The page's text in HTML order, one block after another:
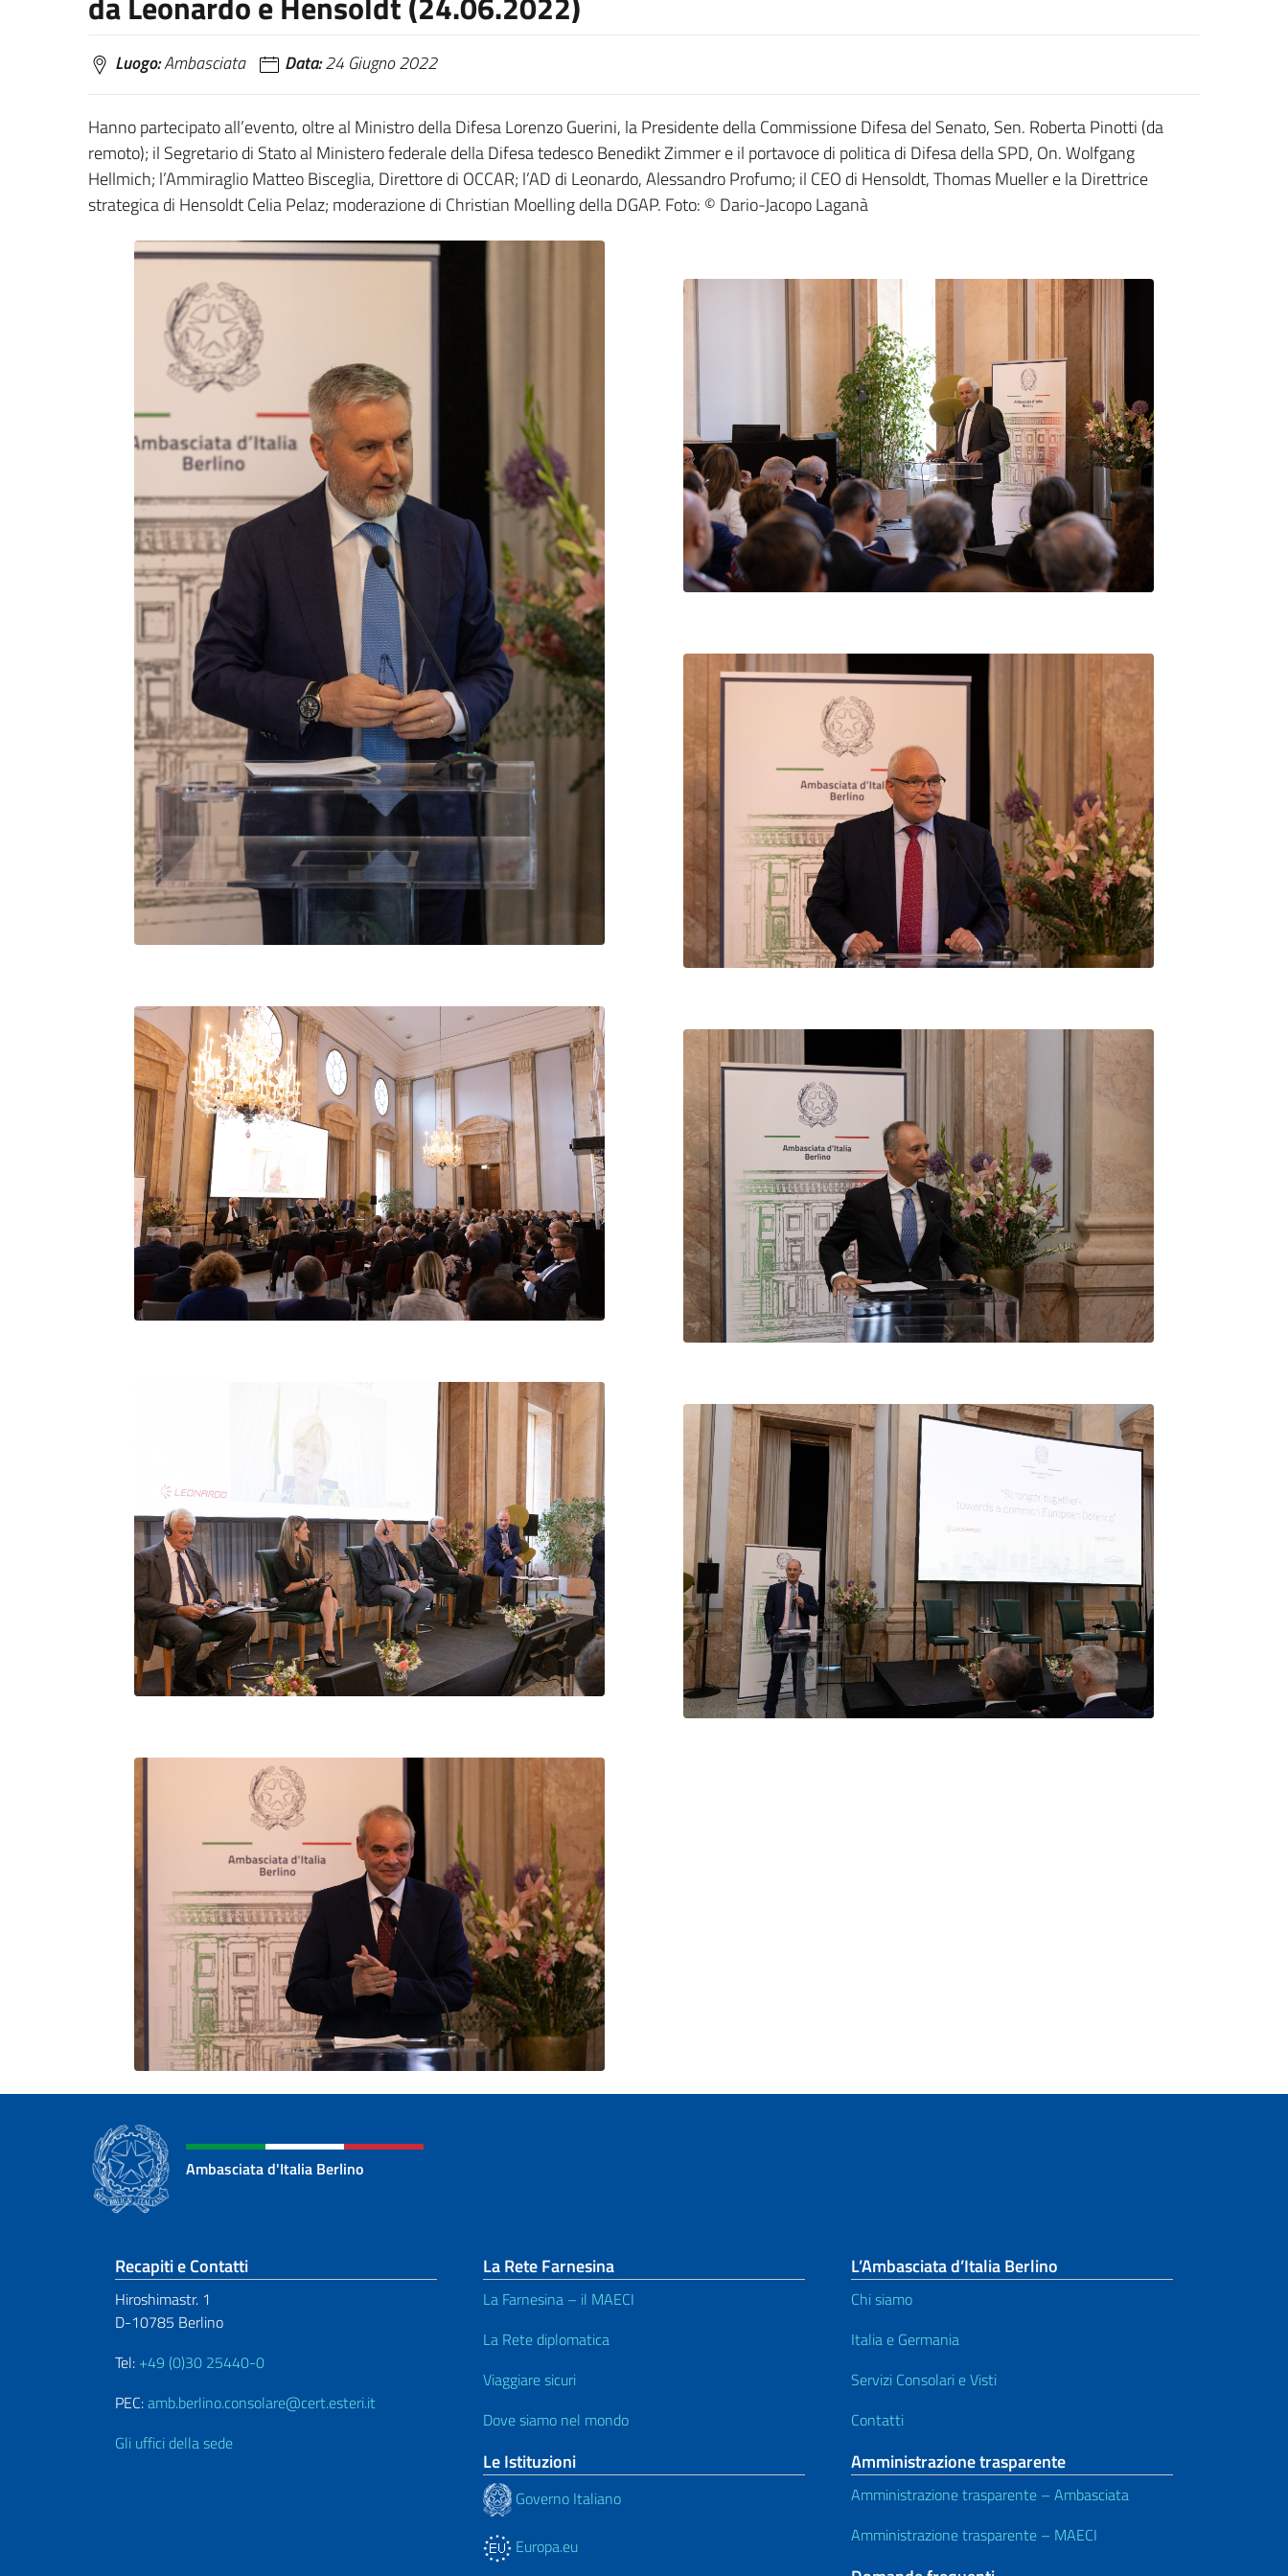
Luogo:Ambasciata Data:24 Giugno 2022
Hanno partecipato all’evento, oltre al Ministro della Difesa Lorenzo Guerini, la Presidente della Commissione Difesa del Senato, Sen. Roberta Pinotti (da
remoto); il Segretario di Stato al Ministero federale della Difesa tedesco Benedikt Zimmer e il portavoce di politica di Difesa della SPD, On. Wolfgang
Hellmich; l’Ammiraglio Matteo Bisceglia, Direttore di OCCAR; l’AD di Leonardo, Alessandro Profumo; il CEO di Hensoldt, Thomas Mueller e la Direttrice
strategica di Hensoldt Celia Pelaz; moderazione di Christian Moelling della DGAP. Foto: © Dario-Jacopo Laganà
Paginazione
Ambasciata d'Italia Berlino
Sezione footer
Recapiti e Contatti
Hiroshimastr. 1
D-10785 Berlino
Tel: +49 (0)30 25440-0
PEC:amb.berlino.consolare@cert.esteri.it
Gli uffici della sede
La Rete Farnesina
La Farnesina – il MAECI
La Rete diplomatica
Viaggiare sicuri
Dove siamo nel mondo
Le Istituzioni
Governo Italiano
Europa.eu
L’Ambasciata d’Italia Berlino
Chi siamo
Italia e Germania
Servizi Consolari e Visti
Contatti
Amministrazione trasparente
Amministrazione trasparente – Ambasciata
Amministrazione trasparente – MAECI